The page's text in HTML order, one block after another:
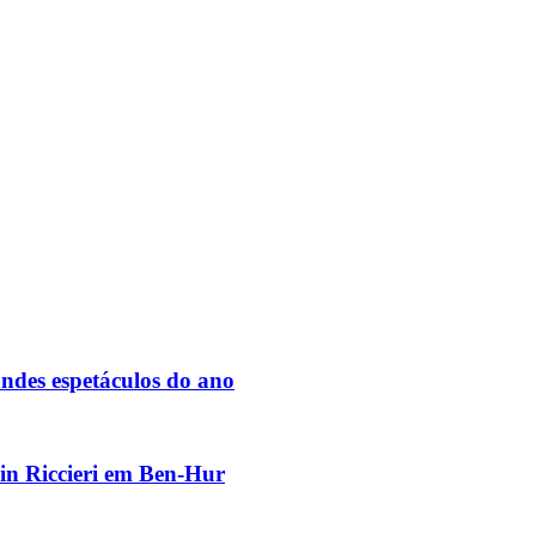
espetáculos do ano
Riccieri em Ben-Hur